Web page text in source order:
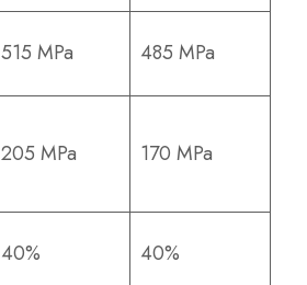
515 MPa 485 MPa
205 MPa 170 MPa
40% 40%